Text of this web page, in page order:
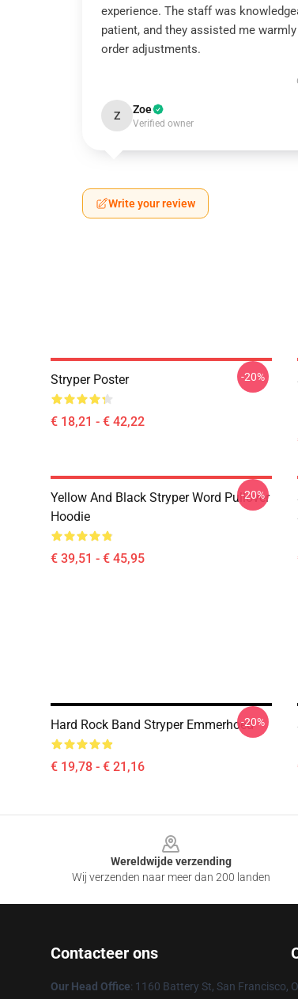
experience. The staff was
patient, and they assisted me
order adjustments.
Z Zoe
Verified owner
Write your review
Stryper Poster
€ 18,21 - € 42,22
-20%
Yellow And Black Stryper Word Pullover
Hoodie
€ 39,51 - € 45,95
-20%
Hard Rock Band Stryper Emmerhoed
€ 19,78 - € 21,16
-20%
Wereldwijde verzending
Wij verzenden naar meer dan 200 landen
Contacteer ons
Our Head Office: 1160 Battery St, San Francisco,